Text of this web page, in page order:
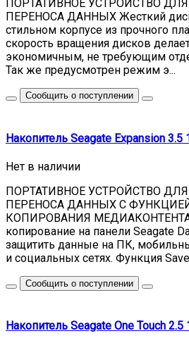
ПОРТАТИВНОЕ УСТРОЙСТВО
ПЕРЕНОСА ДАННЫХ Жесткий
стильном корпусе из прочного
скорость вращения дисков
экономичным, не требующим
Так же предусмотрен режим э...
Сообщить о поступлении
Накопитель Seagate Expansion 3.5
Нет в наличии
ПОРТАТИВНОЕ УСТРОЙСТВО
ПЕРЕНОСА ДАННЫХ С
КОПИРОВАНИЯ МЕДИАКОНТЕНТА
копирование на панели Seagate
защитить данные на ПК,
и социальных сетях. Функция
Сообщить о поступлении
Накопитель Seagate One Touch 2.5